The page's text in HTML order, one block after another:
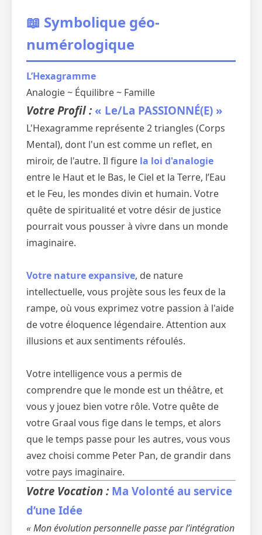
📖 Symbolique géo-
numérologique
L’Hexagramme
Analogie ~ Équilibre ~ Famille
Votre Profil : « Le/La PASSIONNÉ(E) »
L'Hexagramme représente 2 triangles (Corps
Mental), dont l'un est comme un reflet, en
miroir, de l'autre. Il figure la loi d'analogie
entre le Haut et le Bas, le Ciel et la Terre, l’Eau
et le Feu, les mondes divin et humain. Votre
quête de spiritualité et votre désir de justice
pourrait vous pousser à vivre dans un monde
imaginaire.
Votre nature expansive, de nature
intellectuelle, vous projète sous les feux de la
rampe, où vous exprimez votre passion à l'aide
de votre éloquence légendaire. Attention aux
illusions et aux sentiments réfoulés.
Votre intelligence vous a permis de
comprendre que le monde est un théâtre, et
vous y jouez bien votre rôle. Votre quête de
votre Graal vous fige dans le temps, et alors
que le temps passe pour les autres, vous vous
avez choisi comme Peter Pan, de grandir dans
votre pays imaginaire.
Votre Vocation : Ma Volonté au service
d’une Idée
« Mon évolution personnelle passe par l’intégration